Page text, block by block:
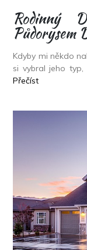
Rodinný
Půdorysem
Kdyby mi někdo
si vybral jeho
Přečíst